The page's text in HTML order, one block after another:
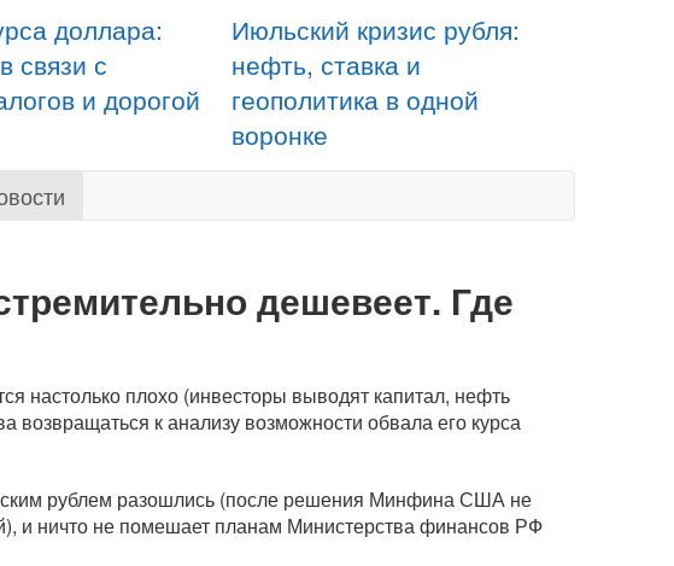
доллара:
связи с
и дорогой
Июльский кризис рубля:
нефть, ставка и
геополитика в одной
воронке
дешевеет. Где
настолько плохо (инвесторы выводят капитал, нефть
возвращаться к анализу возможности обвала его курса
рублем разошлись (после решения Минфина США не
и ничто не помешает планам Министерства финансов РФ